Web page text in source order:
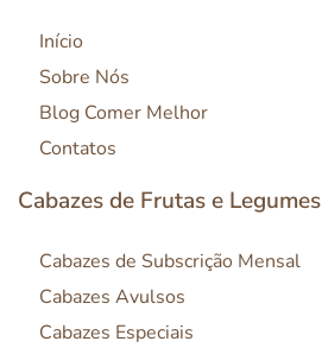
Início
Sobre Nós
Blog Comer Melhor
Contatos
Cabazes de Frutas e Legumes
Cabazes de Subscrição Mensal
Cabazes Avulsos
Cabazes Especiais